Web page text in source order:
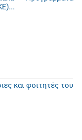
και φοιτητές του